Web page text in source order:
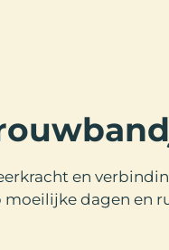
en
moeilijke dagen